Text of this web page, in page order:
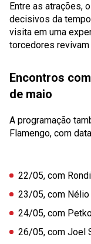
Entre as atrações,
decisivos da
visita em uma
torcedores
Encontros
de maio
A programação
Flamengo, com
22/05, com
23/05, com Nélio
24/05, com
26/05, com Joel